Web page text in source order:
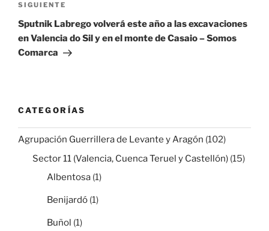
Siguiente
entrada
SIGUIENTE
Sputnik Labrego volverá este año a las excavaciones
en Valencia do Sil y en el monte de Casaio – Somos
Comarca
CATEGORÍAS
Agrupación Guerrillera de Levante y Aragón (102)
Sector 11 (Valencia, Cuenca Teruel y Castellón) (15)
Albentosa (1)
Benijardó (1)
Buñol (1)